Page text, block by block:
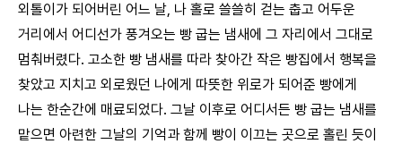
외톨이가 되어버린 어느 날, 나 홀로 쓸쓸히 걷는 춥고 어두운
거리에서 어디선가 풍겨오는 빵 굽는 냄새에 그 자리에서 그대로
멈춰버렸다. 고소한 빵 냄새를 따라 찾아간 작은 빵집에서 행복을
찾았고 지치고 외로웠던 나에게 따뜻한 위로가 되어준 빵에게
나는 한순간에 매료되었다. 그날 이후로 어디서든 빵 굽는 냄새를
맡으면 아련한 그날의 기억과 함께 빵이 이끄는 곳으로 홀린 듯이